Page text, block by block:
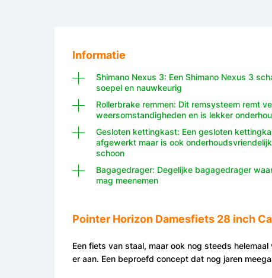
Informatie
Shimano Nexus 3: Een Shimano Nexus 3
soepel en nauwkeurig
Rollerbrake remmen: Dit remsysteem remt
weersomstandigheden en is lekker
Gesloten kettingkast: Een gesloten
afgewerkt maar is ook
schoon
Bagagedrager: Degelijke bagagedrager
mag meenemen
Pointer Horizon Damesfiets 28 inch
Een fiets van staal, maar ook nog steeds
er aan. Een beproefd concept dat nog jaren